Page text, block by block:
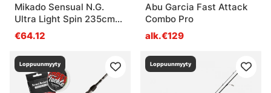
Mikado Sensual N.G.
Ultra Light Spin 235cm
7'8'' 2-14g Combo
€64.12
Abu Garcia Fast Attack
Combo Pro
alk.€129
Loppuunmyyty Loppuunmyyty